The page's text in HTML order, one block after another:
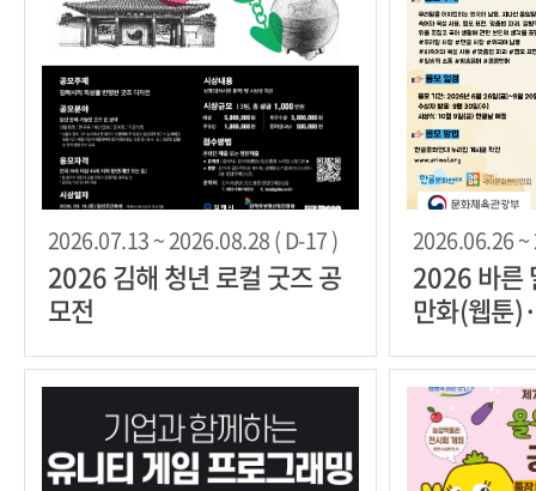
2026.07.13 ~ 2026.08.28 ( D-17 )
2026 김해 청년 로컬 굿즈 공
모전
2026.06.26 ~
2026 바른
만화(웹툰